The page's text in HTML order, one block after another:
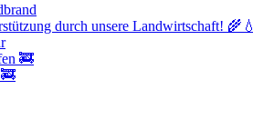
durch unsere Landwirtschaft! 🌾💧
🚒